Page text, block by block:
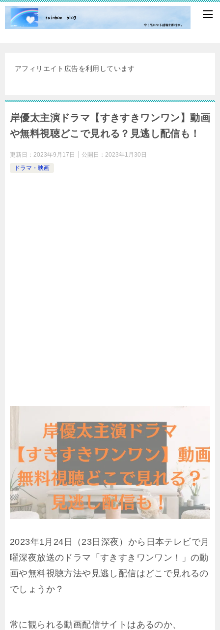
アフィリエイト広告を利用しています
岸優太主演ドラマ【すきすきワンワン】動画
や無料視聴どこで見れる？見逃し配信も！
更新日： 2023年9月17日 公開日： 2023年1月30日
ドラマ・映画
2023年1月24日（23日深夜）から日本テレビで月
曜深夜放送のドラマ「すきすきワンワン！」の動
画や無料視聴方法や見逃し配信はどこで見れるの
でしょうか？
常に観られる動画配信サイトはあるのか、